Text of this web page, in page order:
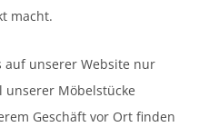
macht.
auf unserer Website nur
unserer Möbelstücke
Geschäft vor Ort finden